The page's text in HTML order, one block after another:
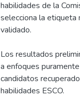
habilidades de la
selecciona la etiqueta
validado.
Los resultados
a enfoques
candidatos
habilidades ESCO.